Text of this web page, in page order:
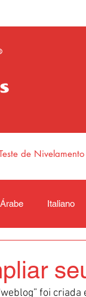
de Nivelamento
Árabe Italiano
foi